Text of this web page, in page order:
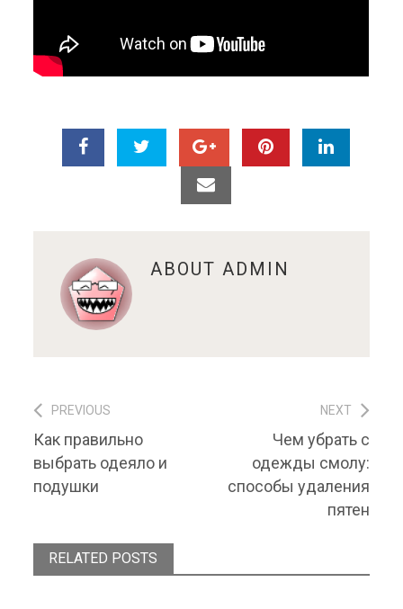
ABOUT ADMIN
Навигация по записям
PREVIOUS
Previous post:
Как правильно
выбрать одеяло и
подушки
NEXT
Next post:
Чем убрать с
одежды смолу:
способы удаления
пятен
RELATED POSTS